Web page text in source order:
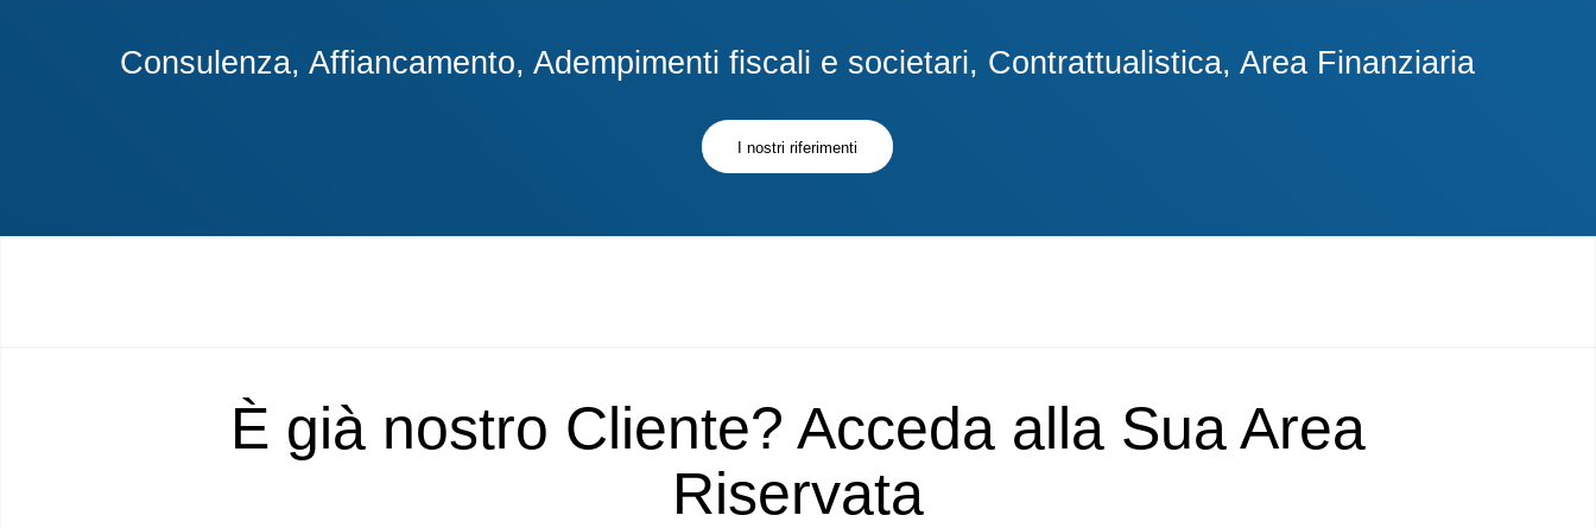
Consulenza, Affiancamento, Adempimenti fiscali e societari, Contrattualistica, Area Finanziaria
I nostri riferimenti
È già nostro Cliente? Acceda alla Sua Area
Riservata